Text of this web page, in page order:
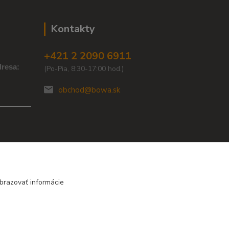
Kontakty
+421 2 2090 6911
(Po-Pia, 8:30-17:00 hod.)
obchod@bowa.sk
informácie